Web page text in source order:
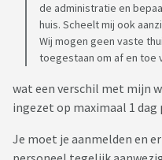
de administratie en
huis. Scheelt mij ook
Wij mogen geen vaste
toegestaan om af en toe
wat een verschil met mijn
ingezet op maximaal 1 dag
Je moet je aanmelden en